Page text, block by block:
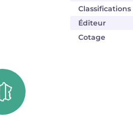
Éditeur
Cotage